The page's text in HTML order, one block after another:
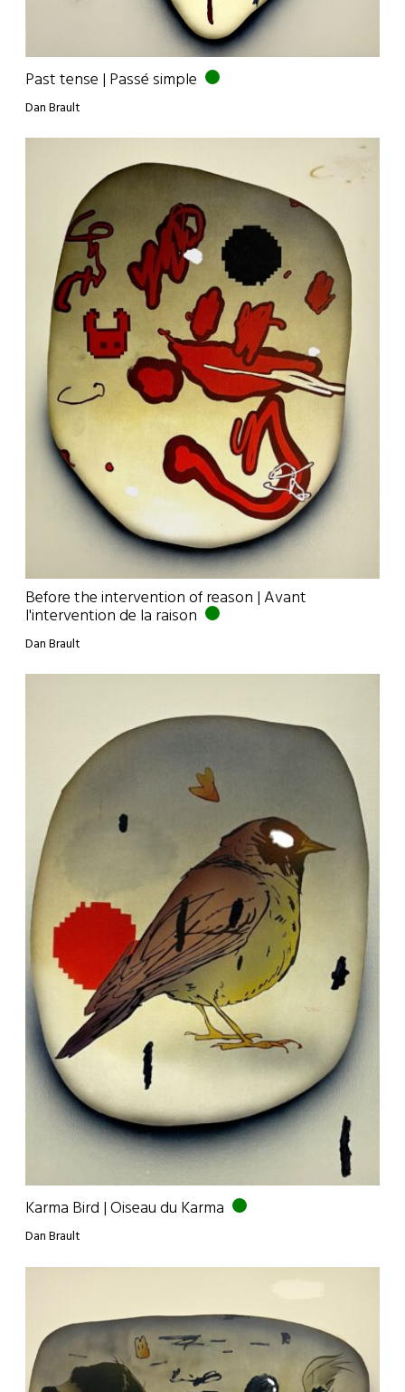
Past tense | Passé simple
Dan Brault
Before the intervention of reason | Avant
l'intervention de la raison
Dan Brault
Karma Bird | Oiseau du Karma
Dan Brault